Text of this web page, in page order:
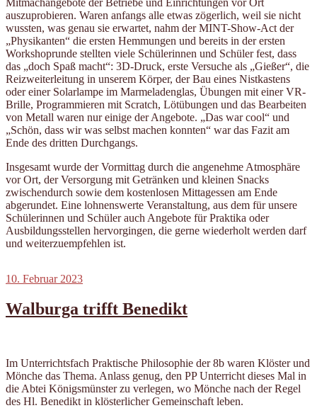
Mitmachangebote der Betriebe und Einrichtungen vor Ort
auszuprobieren. Waren anfangs alle etwas zögerlich, weil sie nicht
wussten, was genau sie erwartet, nahm der MINT-Show-Act der
„Physikanten“ die ersten Hemmungen und bereits in der ersten
Workshoprunde stellten viele Schülerinnen und Schüler fest, dass
das „doch Spaß macht“: 3D-Druck, erste Versuche als „Gießer“, die
Reizweiterleitung in unserem Körper, der Bau eines Nistkastens
oder einer Solarlampe im Marmeladenglas, Übungen mit einer VR-
Brille, Programmieren mit Scratch, Lötübungen und das Bearbeiten
von Metall waren nur einige der Angebote. „Das war cool“ und
„Schön, dass wir was selbst machen konnten“ war das Fazit am
Ende des dritten Durchgangs.
Insgesamt wurde der Vormittag durch die angenehme Atmosphäre
vor Ort, der Versorgung mit Getränken und kleinen Snacks
zwischendurch sowie dem kostenlosen Mittagessen am Ende
abgerundet. Eine lohnenswerte Veranstaltung, aus dem für unsere
Schülerinnen und Schüler auch Angebote für Praktika oder
Ausbildungsstellen hervorgingen, die gerne wiederholt werden darf
und weiterzuempfehlen ist.
Veröffentlicht
10. Februar 2023
Walburga trifft Benedikt
Im Unterrichtsfach Praktische Philosophie der 8b waren Klöster und
Mönche das Thema. Anlass genug, den PP Unterricht dieses Mal in
die Abtei Königsmünster zu verlegen, wo Mönche nach der Regel
des Hl. Benedikt in klösterlicher Gemeinschaft leben.